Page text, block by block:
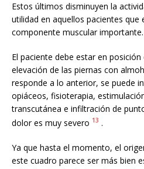
Estos últimos disminuyen la
utilidad en aquellos pacientes que
componente muscular importante.
El paciente debe estar en
elevación de las piernas con
responde a lo anterior, se puede
opiáceos, fisioterapia,
transcutánea e infiltración de
dolor es muy severo 13 .
Ya que hasta el momento, el
este cuadro parece ser más bien